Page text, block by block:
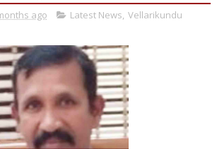
ago Latest News, Vellarikundu